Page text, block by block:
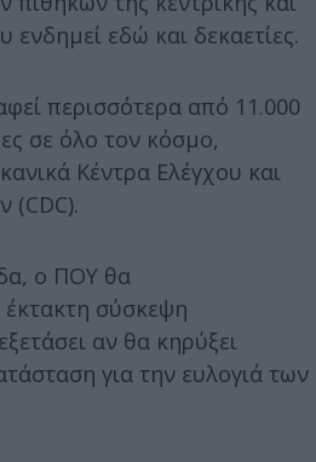
ενδημεί εδώ και δεκαετίες.
περισσότερα από 11.000
σε όλο τον κόσμο,
Κέντρα Ελέγχου και
ο ΠΟΥ θα
σύσκεψη
αν θα κηρύξει
για την ευλογιά των